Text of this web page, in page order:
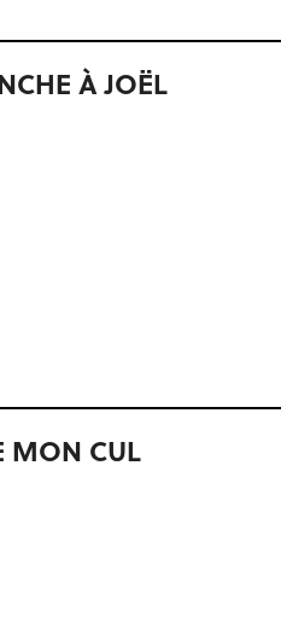
À JOËL
MON CUL